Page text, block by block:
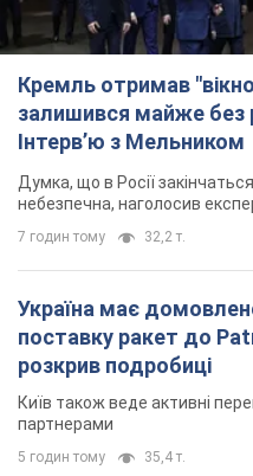
7 годин тому 32,2 т.
Україна має
поставку ракет до
розкрив подробиці
партнерами
Дбала про учнів та
внаслідок удару РФ по
директорка
6 годин тому